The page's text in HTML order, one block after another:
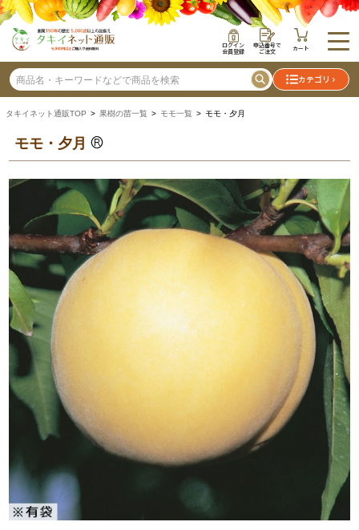
ログイン
会員登録
申込番号で
ご注文 カート
カテゴリ
タキイネット通販TOP > 果樹の苗一覧 > モモ一覧 > モモ・夕月
モモ・夕月